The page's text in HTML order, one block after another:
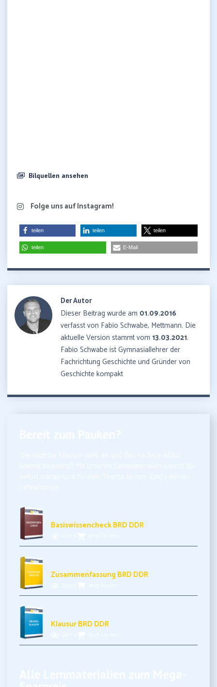
Bilquellen ansehen
Folge uns auf Instagram!
teilen teilen teilen
teilen E-Mail
Der Autor
Dieser Beitrag wurde am 01.09.2016
verfasst von Fabio Schwabe, Mettmann. Die
aktuelle Version stammt vom 13.03.2021.
Fabio Schwabe ist Gymnasiallehrer der
Fachrichtung Geschichte und Gründer von
Geschichte kompakt
Basiswissencheck BRD DDR
Zusammenfassung BRD DDR
Klausur BRD DDR